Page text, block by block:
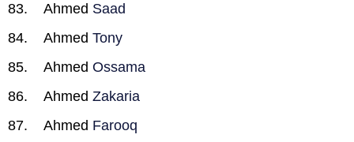
Ahmed Saad
Ahmed Tony
Ahmed Ossama
Ahmed Zakaria
Ahmed Farooq